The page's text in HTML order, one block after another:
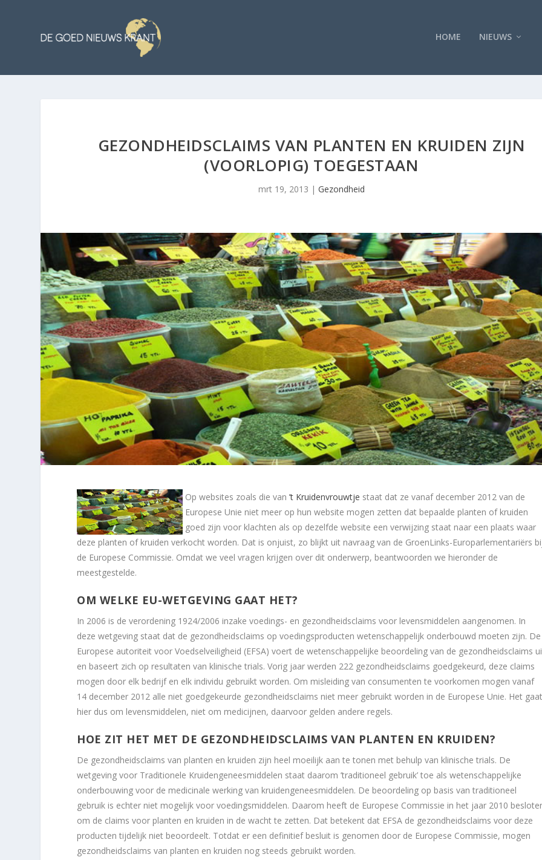
HOME NIEUWS
GEZONDHEIDSCLAIMS VAN PLANTEN EN KRUIDEN ZIJN
(VOORLOPIG) TOEGESTAAN
mrt 19, 2013 | Gezondheid
Op websites zoals die van’t Kruidenvrouwtje staat dat ze vanaf december 2012 van de
Europese Unie niet meer op hun website mogen zetten dat bepaalde planten of kruiden
goed zijn voor klachten als op dezelfde website een verwijzing staat naar een plaats waar
deze planten of kruiden verkocht worden. Dat is onjuist, zo blijkt uit navraag van de GroenLinks-Europarlementariërs
de Europese Commissie. Omdat we veel vragen krijgen over dit onderwerp, beantwoorden we hieronder de
meestgestelde.
OM WELKE EU-WETGEVING GAAT HET?
In 2006 is de verordening 1924/2006 inzake voedings- en gezondheidsclaims voor levensmiddelen aangenomen. In
deze wetgeving staat dat de gezondheidsclaims op voedingsproducten wetenschappelijk onderbouwd moeten zijn. De
Europese autoriteit voor Voedselveiligheid (EFSA) voert de wetenschappelijke beoordeling van de gezondheidsclaims
en baseert zich op resultaten van klinische trials. Vorig jaar werden 222 gezondheidsclaims goedgekeurd, deze claims
mogen door elk bedrijf en elk individu gebruikt worden. Om misleiding van consumenten te voorkomen mogen vanaf
14 december 2012 alle niet goedgekeurde gezondheidsclaims niet meer gebruikt worden in de Europese Unie. Het
hier dus om levensmiddelen, niet om medicijnen, daarvoor gelden andere regels.
HOE ZIT HET MET DE GEZONDHEIDSCLAIMS VAN PLANTEN EN KRUIDEN?
De gezondheidsclaims van planten en kruiden zijn heel moeilijk aan te tonen met behulp van klinische trials. De
wetgeving voor Traditionele Kruidengeneesmiddelen staat daarom ’traditioneel gebruik’ toe als wetenschappelijke
onderbouwing voor de medicinale werking van kruidengeneesmiddelen. De beoordeling op basis van traditioneel
gebruik is echter niet mogelijk voor voedingsmiddelen. Daarom heeft de Europese Commissie in het jaar 2010
om de claims voor planten en kruiden in de wacht te zetten. Dat betekent dat EFSA de gezondheidsclaims voor deze
producten tijdelijk niet beoordeelt. Totdat er een definitief besluit is genomen door de Europese Commissie, mogen
gezondheidsclaims van planten en kruiden nog steeds gebruikt worden.